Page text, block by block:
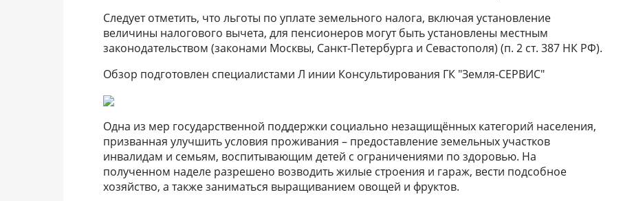
Следует отметить, что льготы по уплате земельного налога, включая установление
величины налогового вычета, для пенсионеров могут быть установлены местным
законодательством (законами Москвы, Санкт-Петербурга и Севастополя) (п. 2 ст. 387 НК РФ).
Обзор подготовлен специалистами Л инии Консультирования ГК "Земля-СЕРВИС"
Одна из мер государственной поддержки социально незащищённых категорий населения,
призванная улучшить условия проживания – предоставление земельных участков
инвалидам и семьям, воспитывающим детей с ограничениями по здоровью. На
полученном наделе разрешено возводить жилые строения и гараж, вести подсобное
хозяйство, а также заниматься выращиванием овощей и фруктов.